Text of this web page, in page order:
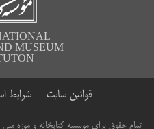
MUSEUM
قوانین سایت شرایط
تمام حقوق برای موسسه کتابخانه و موزه